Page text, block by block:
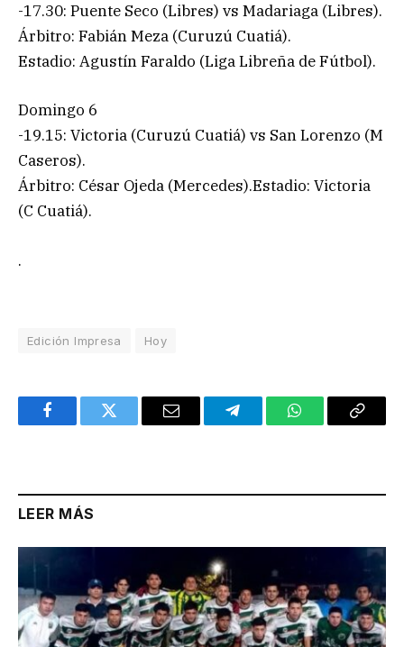
-17.30: Puente Seco (Libres) vs Madariaga (Libres).
Árbitro: Fabián Meza (Curuzú Cuatiá).
Estadio: Agustín Faraldo (Liga Libreña de Fútbol).
Domingo 6
-19.15: Victoria (Curuzú Cuatiá) vs San Lorenzo (M
Caseros).
Árbitro: César Ojeda (Mercedes).Estadio: Victoria
(C Cuatiá).
.
Edición Impresa Hoy
FacebookTwitter Email TelegramWhatsAppCopy
LEER MÁS